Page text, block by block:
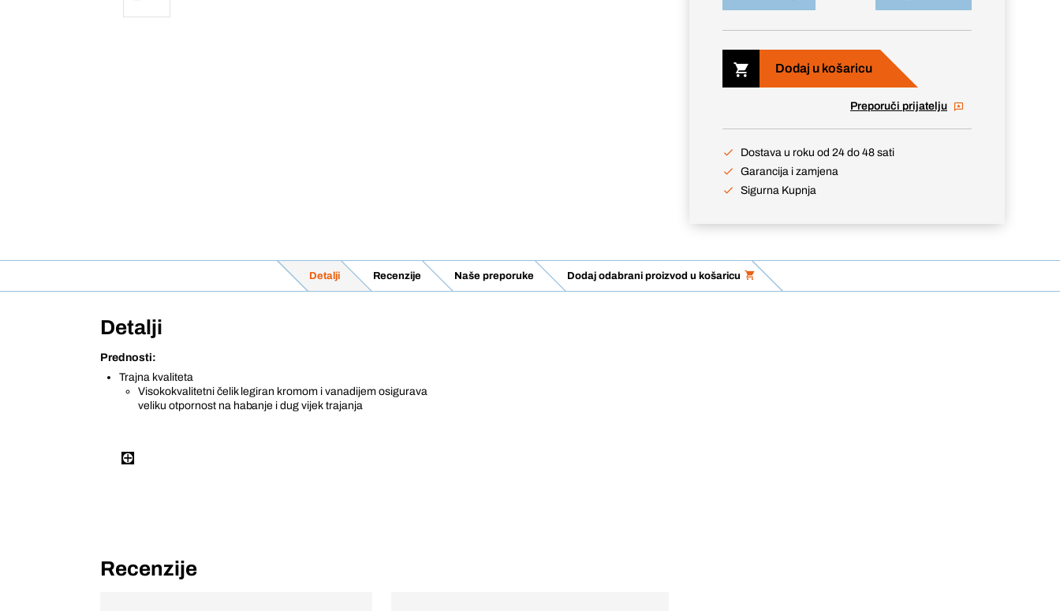
Dodaj u košaricu
Preporuči prijatelju
Dostava u roku od 24 do 48 sati
Garancija i zamjena
Sigurna Kupnja
Detalji Recenzije Naše preporuke Dodaj odabrani proizvod u košaricu
Detalji
Prednosti:
Trajna kvaliteta
Visokokvalitetni čelik legiran kromom i vanadijem osigurava
veliku otpornost na habanje i dug vijek trajanja
Recenzije